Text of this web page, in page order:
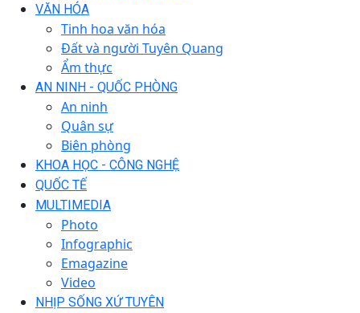
VĂN HÓA
Tinh hoa văn hóa
Đất và người Tuyên Quang
Ẩm thực
AN NINH - QUỐC PHÒNG
An ninh
Quân sự
Biên phòng
KHOA HỌC - CÔNG NGHỆ
QUỐC TẾ
MULTIMEDIA
Photo
Infographic
Emagazine
Video
NHỊP SỐNG XỨ TUYÊN